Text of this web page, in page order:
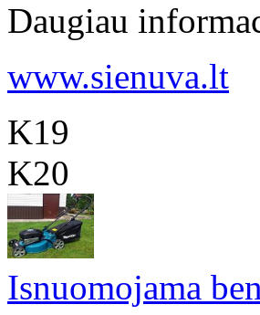
Daugiau
www.sienuva.lt
K19
K20
Isnuomojama